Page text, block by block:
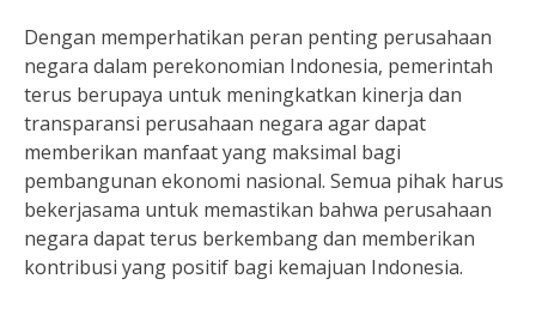
Dengan memperhatikan peran penting perusahaan
negara dalam perekonomian Indonesia, pemerintah
terus berupaya untuk meningkatkan kinerja dan
transparansi perusahaan negara agar dapat
memberikan manfaat yang maksimal bagi
pembangunan ekonomi nasional. Semua pihak harus
bekerjasama untuk memastikan bahwa perusahaan
negara dapat terus berkembang dan memberikan
kontribusi yang positif bagi kemajuan Indonesia.